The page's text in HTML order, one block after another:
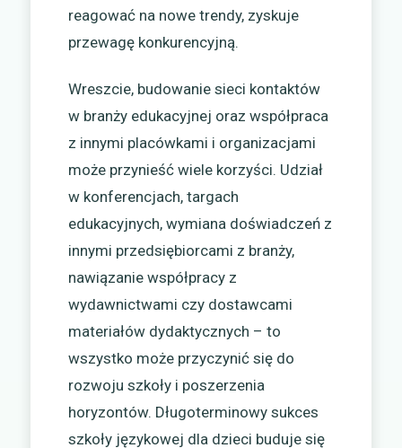
reagować na nowe trendy, zyskuje
przewagę konkurencyjną.
Wreszcie, budowanie sieci kontaktów
w branży edukacyjnej oraz współpraca
z innymi placówkami i organizacjami
może przynieść wiele korzyści. Udział
w konferencjach, targach
edukacyjnych, wymiana doświadczeń z
innymi przedsiębiorcami z branży,
nawiązanie współpracy z
wydawnictwami czy dostawcami
materiałów dydaktycznych – to
wszystko może przyczynić się do
rozwoju szkoły i poszerzenia
horyzontów. Długoterminowy sukces
szkoły językowej dla dzieci buduje się